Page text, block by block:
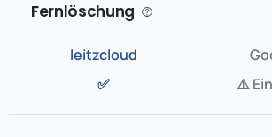
Fernlöschung
✅ ⚠️